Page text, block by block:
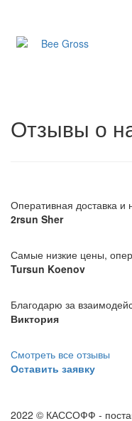
Отзывы о
Оперативная доставка и
2rsun Sher
Самые низкие цены,
Tursun Koenov
Благодарю за
Виктория
Смотреть все отзывы
Оставить заявку
2022 © КАССОФФ -